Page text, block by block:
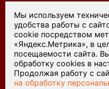
При цитировании или
материалов,
сайта kprf45.ru, ссылка
Мы используем
удобства работы с
cookie посредством
«Яндекс.Метрика», в
посещаемости сайта.
обработку cookies в
Продолжая работу с
на обработку